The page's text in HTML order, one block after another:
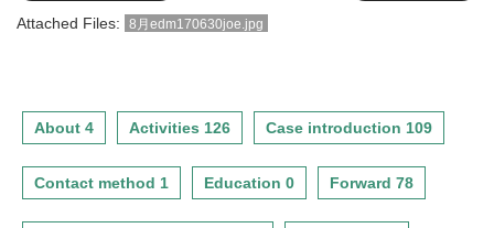
Attached Files:
8月edm170630joe.jpg
About 4 Activities 126 Case introduction 109
Contact method 1 Education 0 Forward 78